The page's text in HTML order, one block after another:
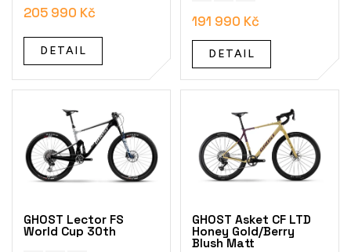
205 990 Kč
DETAIL
191 990 Kč
DETAIL
GHOST Lector FS
World Cup 30th
GHOST Asket CF LTD
Honey Gold/Berry
Blush Matt